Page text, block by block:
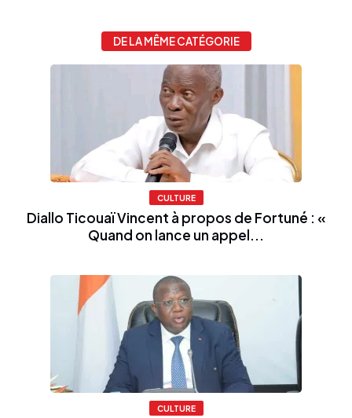
DE LA MÊME CATÉGORIE
CULTURE
Diallo Ticouaï Vincent à propos de Fortuné : «
Quand on lance un appel...
CULTURE